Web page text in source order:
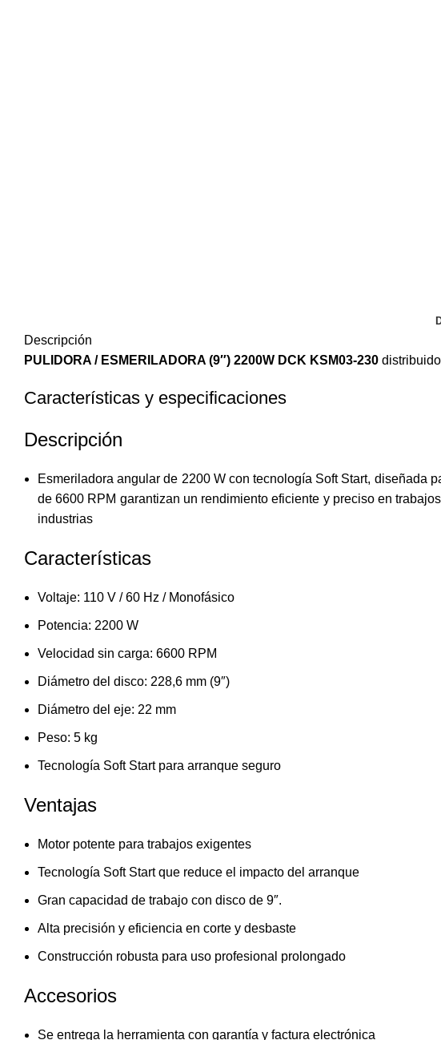
Descripción
PULIDORA / ESMERILADORA (9″) 2200W DCK KSM03-230
Características y especificaciones
Descripción
Esmeriladora angular de 2200 W con tecnología Soft Start, diseñada
de 6600 RPM garantizan un rendimiento eficiente y preciso en
industrias
Características
Voltaje: 110 V / 60 Hz / Monofásico
Potencia: 2200 W
Velocidad sin carga: 6600 RPM
Diámetro del disco: 228,6 mm (9″)
Diámetro del eje: 22 mm
Peso: 5 kg
Tecnología Soft Start para arranque seguro
Ventajas
Motor potente para trabajos exigentes
Tecnología Soft Start que reduce el impacto del arranque
Gran capacidad de trabajo con disco de 9″.
Alta precisión y eficiencia en corte y desbaste
Construcción robusta para uso profesional prolongado
Accesorios
Se entrega la herramienta con garantía y factura electrónica